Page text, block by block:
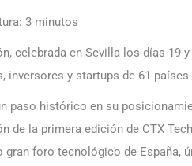
3 minutos
celebrada en Sevilla los días 19
inversores y startups de 61 países
paso histórico en su
de la primera edición de CTX
gran foro tecnológico de España,